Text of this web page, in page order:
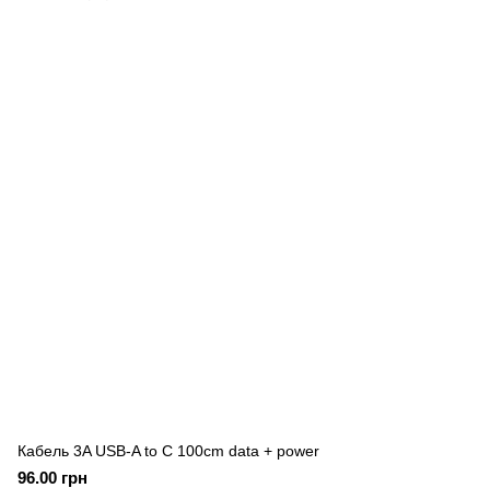
Кабель 3A USB-A to C 100cm data + power
96.00 грн